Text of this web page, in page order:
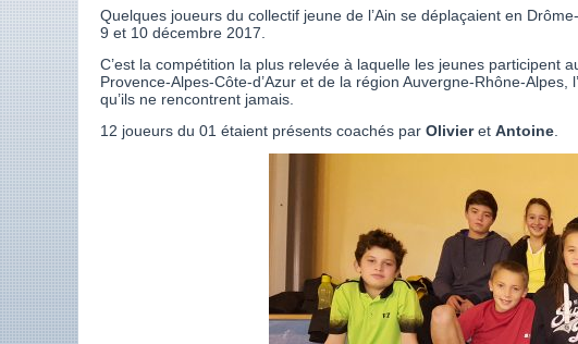
Quelques joueurs du collectif jeune de l’Ain se déplaçaient en
9 et 10 décembre 2017.
C’est la compétition la plus relevée à laquelle les jeunes participent
Provence-Alpes-Côte-d’Azur et de la région Auvergne-Rhône-
qu’ils ne rencontrent jamais.
12 joueurs du 01 étaient présents coachés par Olivieret Antoine